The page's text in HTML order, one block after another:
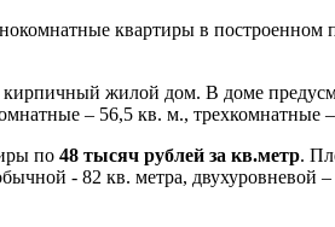
квартиры в построенном
жилой дом. В доме
– 56,5 кв. м., трехкомнатные
по 48 тысяч рублей за кв.метр.
- 82 кв. метра, двухуровневой